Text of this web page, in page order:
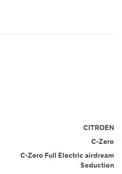
CITROEN
C-Zero
C-Zero Full Electric airdream
Seduction